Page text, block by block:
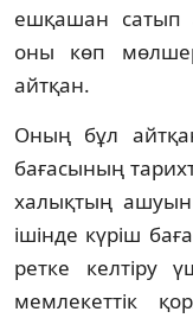
ешқашан сатып
оны көп
айтқан.
Оның бұл
бағасының
халықтың
ішінде күріш
ретке келтіру
мемлекеттік